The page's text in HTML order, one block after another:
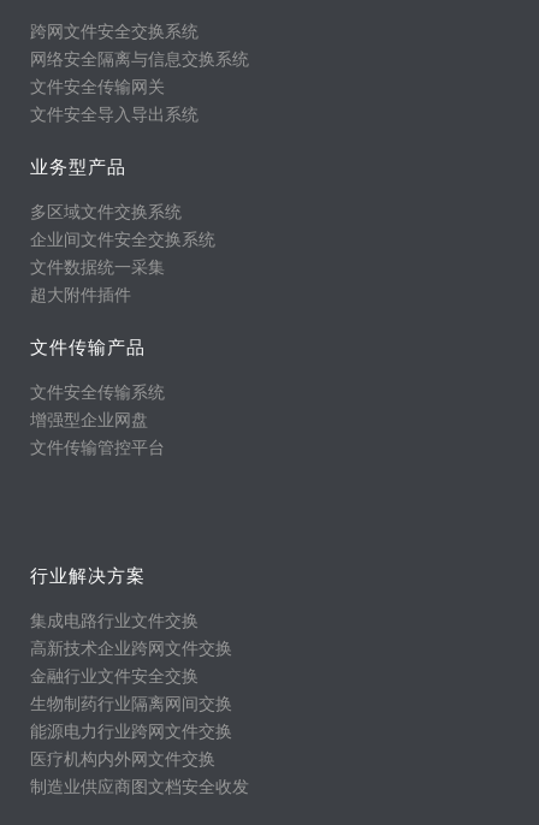
跨网文件安全交换系统
网络安全隔离与信息交换系统
文件安全传输网关
文件安全导入导出系统
业务型产品
多区域文件交换系统
企业间文件安全交换系统
文件数据统一采集
超大附件插件
文件传输产品
文件安全传输系统
增强型企业网盘
文件传输管控平台
行业解决方案
集成电路行业文件交换
高新技术企业跨网文件交换
金融行业文件安全交换
生物制药行业隔离网间交换
能源电力行业跨网文件交换
医疗机构内外网文件交换
制造业供应商图文档安全收发